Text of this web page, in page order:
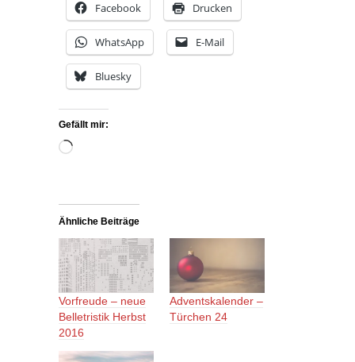
Facebook Drucken
WhatsApp E-Mail
Bluesky
Gefällt mir:
Wird
Ähnliche Beiträge
Vorfreude – neue
Belletristik Herbst
2016
Adventskalender –
Türchen 24